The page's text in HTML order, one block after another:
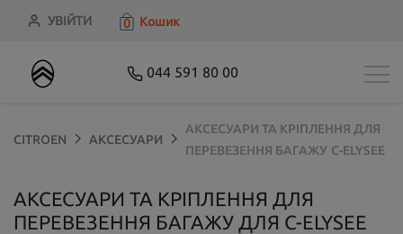
УВІЙТИ 0 Кошик
044 591 80 00
CITROEN АКСЕСУАРИ
АКСЕСУАРИ ТА КРІПЛЕННЯ ДЛЯ
ПЕРЕВЕЗЕННЯ БАГАЖУ C-ELYSEE
АКСЕСУАРИ ТА КРІПЛЕННЯ ДЛЯ
ПЕРЕВЕЗЕННЯ БАГАЖУ ДЛЯ C-ELYSEE